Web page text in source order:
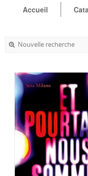
Accueil
Nouvelle recherche